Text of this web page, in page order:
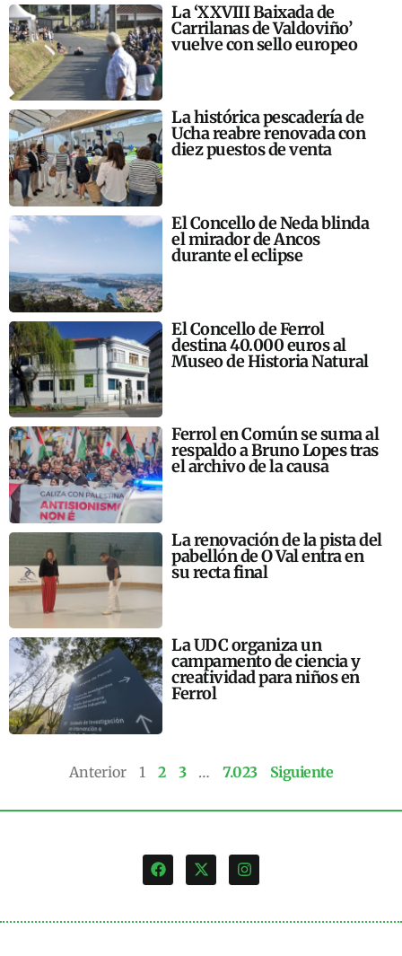
La ‘XXVIII Baixada de
Carrilanas de Valdoviño’
vuelve con sello europeo
La histórica pescadería de
Ucha reabre renovada con
diez puestos de venta
El Concello de Neda blinda
el mirador de Ancos
durante el eclipse
El Concello de Ferrol
destina 40.000 euros al
Museo de Historia Natural
Ferrol en Común se suma al
respaldo a Bruno Lopes tras
el archivo de la causa
La renovación de la pista del
pabellón de O Val entra en
su recta final
La UDC organiza un
campamento de ciencia y
creatividad para niños en
Ferrol
Anterior 1 2 3 … 7.023 Siguiente